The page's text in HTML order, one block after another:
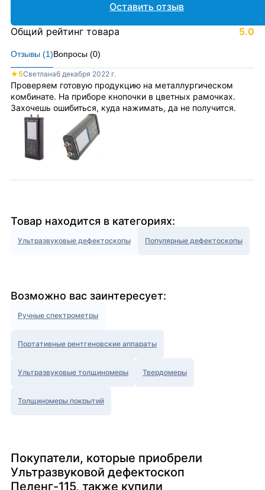
Отзывы (1)Вопросы (0)
★ 5Светлана6 декабря 2022 г.
Проверяем готовую продукцию на металлургическом
комбинате. На приборе кнопочки в цветных рамочках.
Захочешь ошибиться, куда нажимать, да не получится.
Оставить отзыв
Общий рейтинг товара 5.0
Товар находится в категориях:
Ультразвуковые дефектоскопы Популярные дефектоскопы
Возможно вас заинтересует:
Ручные спектрометры
Портативные рентгеновские аппараты
Ультразвуковые толщиномеры Твердомеры
Толщиномеры покрытий
Покупатели, которые приобрели
Ультразвуковой дефектоскоп
Пеленг-115, также купили